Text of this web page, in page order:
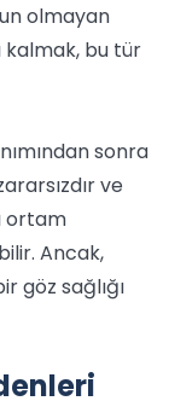
olmayan
kalmak, bu tür
sonra
ve
ortam
Ancak,
göz sağlığı